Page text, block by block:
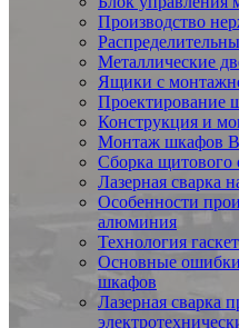
Производство
Металлические
Ящики с
Проектирование
Конструкция и
Монтаж шкафов
Сборка щитового
Лазерная сварка
Особенности
алюминия
Технология
Основные ошибки
шкафов
Лазерная сварка